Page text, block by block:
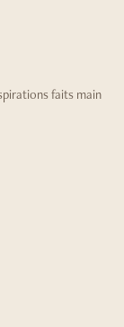
faits main